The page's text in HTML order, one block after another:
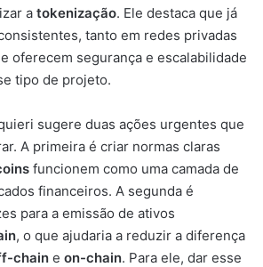
a tokenização. Ele destaca que já
tanto em redes privadas
oferecem segurança e escalabilidade
tipo de projeto.
sugere duas ações urgentes que
A primeira é criar normas claras
funcionem como uma camada de
financeiros. A segunda é
para a emissão de ativos
, o que ajudaria a reduzir a diferença
chain e on-chain. Para ele, dar esse